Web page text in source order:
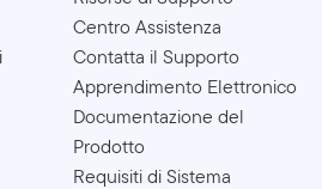
Centro Assistenza
Contatta il Supporto
Apprendimento Elettronico
Documentazione del
Prodotto
Requisiti di Sistema